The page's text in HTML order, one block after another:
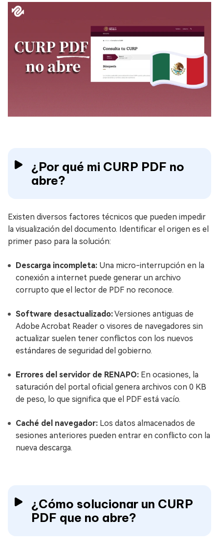
¿Por qué mi CURP PDF no
abre?
Existen diversos factores técnicos que pueden impedir
la visualización del documento. Identificar el origen es el
primer paso para la solución:
Descarga incompleta: Una micro-interrupción en la
conexión a internet puede generar un archivo
corrupto que el lector de PDF no reconoce.
Software desactualizado:Versiones antiguas de
Adobe Acrobat Reader o visores de navegadores sin
actualizar suelen tener conflictos con los nuevos
estándares de seguridad del gobierno.
Errores del servidor de RENAPO: En ocasiones, la
saturación del portal oficial genera archivos con 0 KB
de peso, lo que significa que el PDF está vacío.
Caché del navegador: Los datos almacenados de
sesiones anteriores pueden entrar en conflicto con la
nueva descarga.
¿Cómo solucionar un CURP
PDF que no abre?